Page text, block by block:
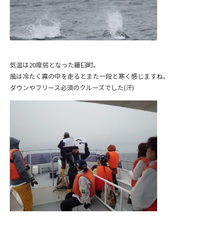
気温は20度弱となった羅臼町。
風は冷たく霧の中を走るとまた一段と寒く感じますね。
ダウンやフリース必須のクルーズでした(汗)